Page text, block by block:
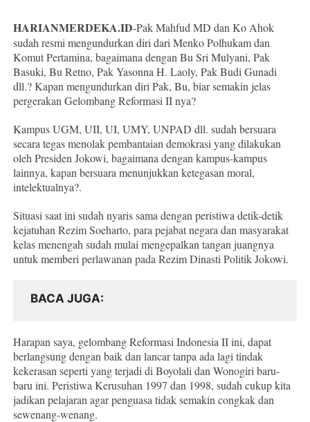
HARIANMERDEKA.ID-Pak Mahfud MD dan Ko Ahok
sudah resmi mengundurkan diri dari Menko Polhukam dan
Komut Pertamina, bagaimana dengan Bu Sri Mulyani, Pak
Basuki, Bu Retno, Pak Yasonna H. Laoly, Pak Budi Gunadi
dll.? Kapan mengundurkan diri Pak, Bu, biar semakin jelas
pergerakan Gelombang Reformasi II nya?
Kampus UGM, UII, UI, UMY, UNPAD dll. sudah bersuara
secara tegas menolak pembantaian demokrasi yang dilakukan
oleh Presiden Jokowi, bagaimana dengan kampus-kampus
lainnya, kapan bersuara menunjukkan ketegasan moral,
intelektualnya?.
Situasi saat ini sudah nyaris sama dengan peristiwa detik-detik
kejatuhan Rezim Soeharto, para pejabat negara dan masyarakat
kelas menengah sudah mulai mengepalkan tangan juangnya
untuk memberi perlawanan pada Rezim Dinasti Politik Jokowi.
BACA JUGA
Harapan saya, gelombang Reformasi Indonesia II ini, dapat
berlangsung dengan baik dan lancar tanpa ada lagi tindak
kekerasan seperti yang terjadi di Boyolali dan Wonogiri baru-
baru ini. Peristiwa Kerusuhan 1997 dan 1998, sudah cukup kita
jadikan pelajaran agar penguasa tidak semakin congkak dan
sewenang-wenang.